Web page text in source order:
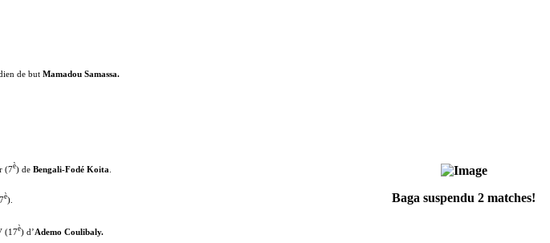
de but Mamadou Samassa.
Baga suspendu 2 matches!
(7è) de Bengali-Fodé Koita
è).
(17è) d’Ademo Coulibaly.